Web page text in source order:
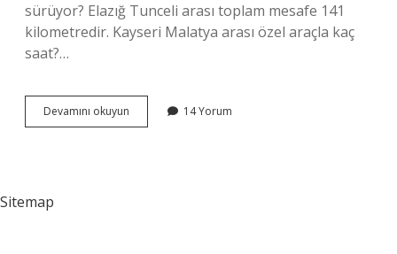
sürüyor? Elazığ Tunceli arası toplam mesafe 141
kilometredir. Kayseri Malatya arası özel araçla kaç
saat?…
Devamını okuyun
Malatya
14 Yorum
Sitemap